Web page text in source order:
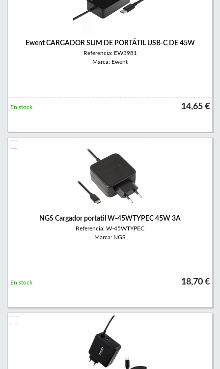
Ewent CARGADOR SLIM DE PORTÁTIL USB-C DE 45W
Referencia: EW3981
Marca: Ewent
14,65 €
En stock
NGS Cargador portatil W-45WTYPEC 45W 3A
Referencia: W-45WTYPEC
Marca: NGS
18,70 €
En stock